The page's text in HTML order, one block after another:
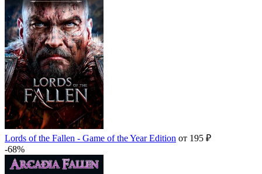
Lords of the Fallen - Game of the Year Edition от 195 ₽
-68%